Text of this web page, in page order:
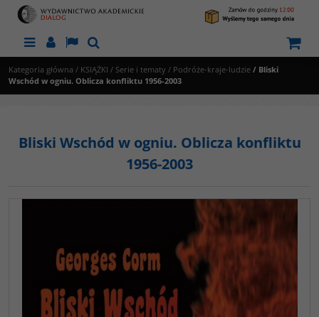
MenuPanelLangSzukaj
Kategoria główna / KSIĄŻKI / Serie i tematy / Podróże-kraje-ludzie / Bliski
Wschód w ogniu. Oblicza konfliktu 1956-2003
Bliski Wschód w ogniu. Oblicza konfliktu
1956-2003